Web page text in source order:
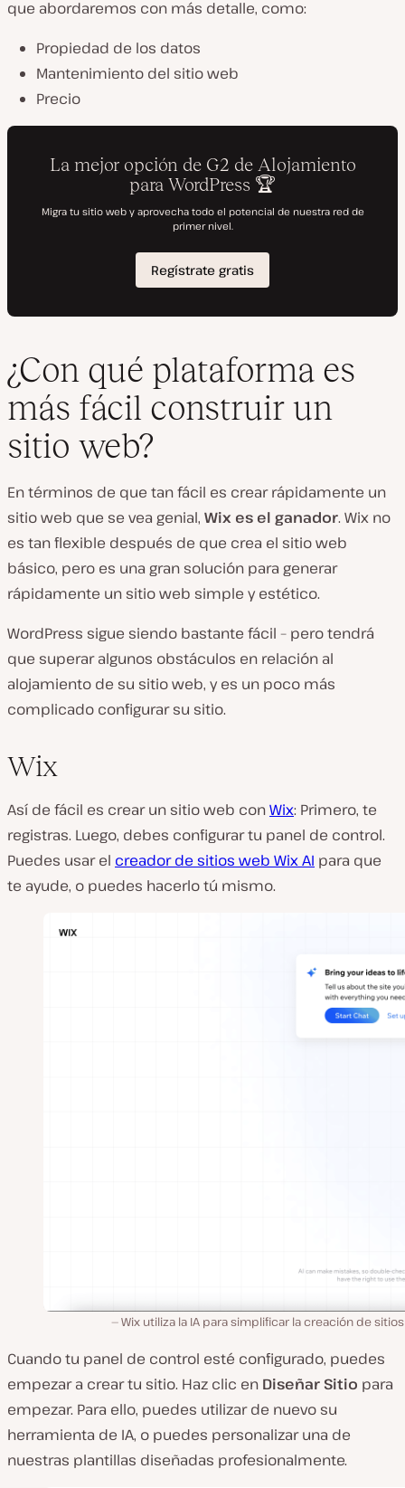
que abordaremos con más detalle, como:
Propiedad de los datos
Mantenimiento del sitio web
Precio
¿Con qué plataforma es
más fácil construir un
sitio web?
En términos de que tan fácil es crear rápidamente un
sitio web que se vea genial, Wix es el ganador. Wix no
es tan flexible después de que crea el sitio web
básico, pero es una gran solución para generar
rápidamente un sitio web simple y estético.
WordPress sigue siendo bastante fácil – pero tendrá
que superar algunos obstáculos en relación al
alojamiento de su sitio web, y es un poco más
complicado configurar su sitio.
Wix
Así de fácil es crear un sitio web conWix: Primero, te
registras. Luego, debes configurar tu panel de control.
Puedes usar el creador de sitios web Wix AI para que
te ayude, o puedes hacerlo tú mismo.
Wix utiliza la IA para simplificar la creación de
Cuando tu panel de control esté configurado, puedes
empezar a crear tu sitio. Haz clic en Diseñar Sitio para
empezar. Para ello, puedes utilizar de nuevo su
herramienta de IA, o puedes personalizar una de
nuestras plantillas diseñadas profesionalmente.